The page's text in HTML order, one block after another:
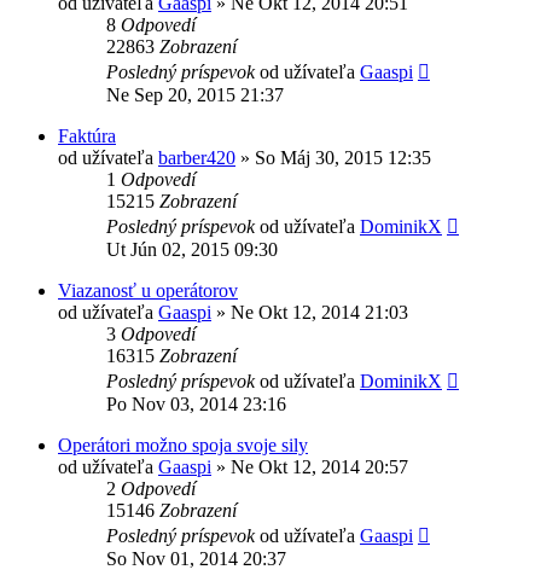
8 Odpovedí
22863 Zobrazení
Posledný príspevokod užívateľa Gaaspi
Ne Sep 20, 2015 21:37
Faktúra
od užívateľa barber420 » So Máj 30, 2015 12:35
1 Odpovedí
15215 Zobrazení
Posledný príspevokod užívateľa DominikX
Ut Jún 02, 2015 09:30
Viazanosť u operátorov
od užívateľa Gaaspi » Ne Okt 12, 2014 21:03
3 Odpovedí
16315 Zobrazení
Posledný príspevokod užívateľa DominikX
Po Nov 03, 2014 23:16
Operátori možno spoja svoje sily
od užívateľa Gaaspi » Ne Okt 12, 2014 20:57
2 Odpovedí
15146 Zobrazení
Posledný príspevokod užívateľa Gaaspi
So Nov 01, 2014 20:37